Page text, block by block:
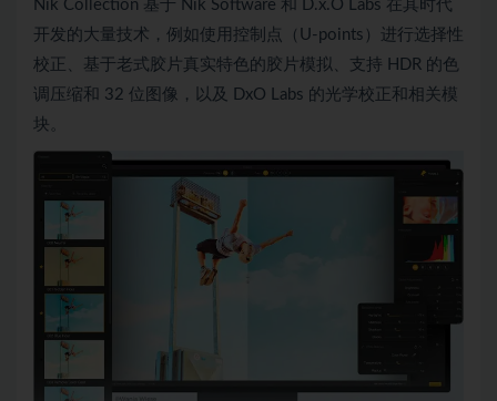
Nik Collection 基于 Nik Software 和 D.x.O Labs 在其时代
开发的大量技术，例如使用控制点（U-points）进行选择性
校正、基于老式胶片真实特色的胶片模拟、支持 HDR 的色
调压缩和 32 位图像，以及 DxO Labs 的光学校正和相关模
块。